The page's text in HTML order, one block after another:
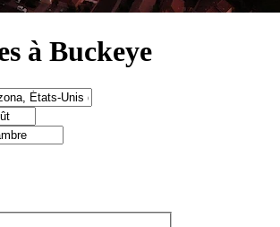
à Buckeye